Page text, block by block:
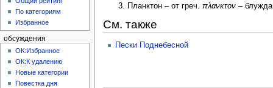
Планктон – от греч.πλανκτον –
См. также
Пески Поднебесной
По категориям
Избранное
обсуждения
ОК:Избранное
ОК:К удалению
Новые категории
Повестка дня